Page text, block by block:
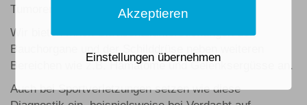
Tumoren oder Metastasen.
Wir bieten Ihnen Ultraschalluntersuchungen der
Bauchorgane und der Schilddrüse neben weiteren
Bereichen wie z.B. Hämatome und Gelenksergüsse an.
Auch bei Sportverletzungen setzen wie diese
Akzeptieren
Einstellungen übernehmen